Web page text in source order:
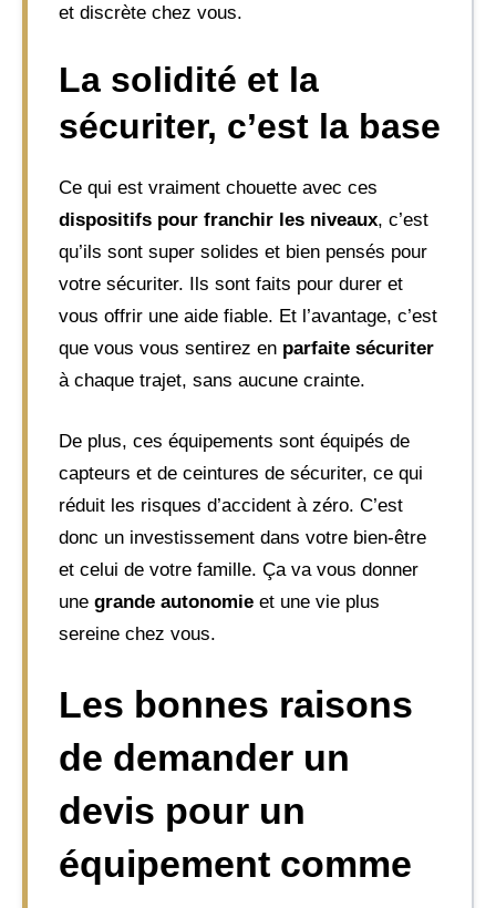
et discrète chez vous.
La solidité et la
sécuriter, c’est la base
Ce qui est vraiment chouette avec ces
dispositifs pour franchir les niveaux, c’est
qu’ils sont super solides et bien pensés pour
votre sécuriter. Ils sont faits pour durer et
vous offrir une aide fiable. Et l’avantage, c’est
que vous vous sentirez en parfaite sécuriter
à chaque trajet, sans aucune crainte.
De plus, ces équipements sont équipés de
capteurs et de ceintures de sécuriter, ce qui
réduit les risques d’accident à zéro. C’est
donc un investissement dans votre bien-être
et celui de votre famille. Ça va vous donner
une grande autonomie et une vie plus
sereine chez vous.
Les bonnes raisons
de demander un
devis pour un
équipement comme